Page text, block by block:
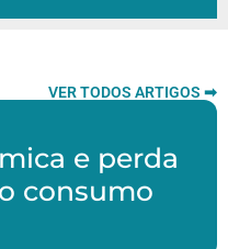
VER TODOS ARTIGOS ➡
e perda
consumo